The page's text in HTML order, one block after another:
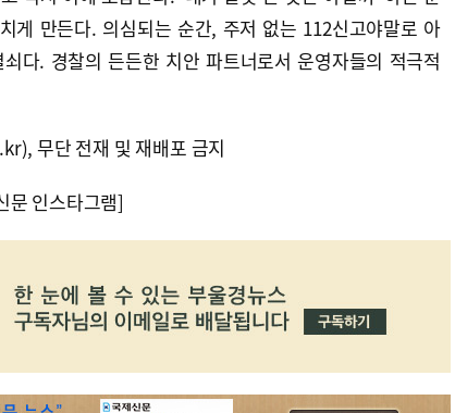
게 만든다. 의심되는 순간, 주저 없는 112신고야말로 아
다. 경찰의 든든한 치안 파트너로서 운영자들의 적극적
무단 전재 및 재배포 금지
문 인스타그램]